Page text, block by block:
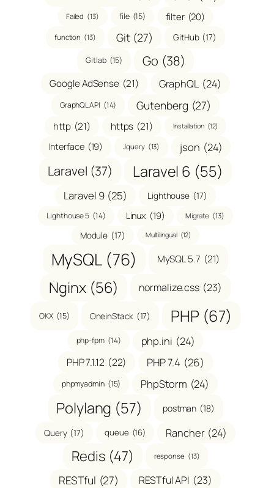
Failed (13) file (15) filter (20)
function (13) Git (27) GitHub (17)
Gitlab (15) Go (38)
Google AdSense (21) GraphQL (24)
GraphQL API (14) Gutenberg (27)
http (21) https (21) Installation (12)
Interface (19) Jquery (13) json (24)
Laravel (37) Laravel 6 (55)
Laravel 9 (25) Lighthouse (17)
Lighthouse 5 (14) Linux (19) Migrate (13)
Module (17) Multilingual (12)
MySQL (76) MySQL 5.7 (21)
Nginx (56) normalize.css (23)
OKX (15) OneinStack (17) PHP (67)
php-fpm (14) php.ini (24)
PHP 7.1.12 (22) PHP 7.4 (26)
phpmyadmin (15) PhpStorm (24)
Polylang (57) postman (18)
Query (17) queue (16) Rancher (24)
Redis (47) response (13)
RESTful (27) RESTful API (23)